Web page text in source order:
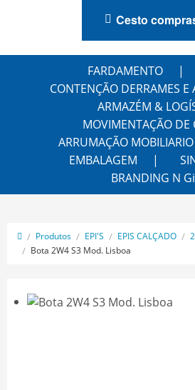
Cesto
FARDAMENTO
CONTENÇÃO DERRAMES E
ARMAZÉM &
MOVIMENTAÇÃO DE
ARRUMAÇÃO
EMBALAGEM
BRANDING N
Produtos EPI'S EPIS CALÇADO
Bota 2W4 S3 Mod. Lisboa